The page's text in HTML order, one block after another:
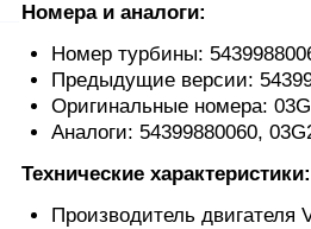
Номера и аналоги:
Номер турбины:
Предыдущие версии:
Оригинальные номера:
Аналоги: 54399880060,
Технические характеристики:
Производитель двигателя